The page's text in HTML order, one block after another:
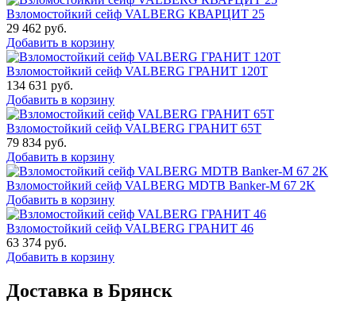
Взломостойкий сейф VALBERG КВАРЦИТ 25
29 462 руб.
Добавить в корзину
Взломостойкий сейф VALBERG ГРАНИТ 120Т
134 631 руб.
Добавить в корзину
Взломостойкий сейф VALBERG ГРАНИТ 65Т
79 834 руб.
Добавить в корзину
Взломостойкий сейф VALBERG MDTB Banker-M 67 2K
Добавить в корзину
Взломостойкий сейф VALBERG ГРАНИТ 46
63 374 руб.
Добавить в корзину
Доставка в Брянск